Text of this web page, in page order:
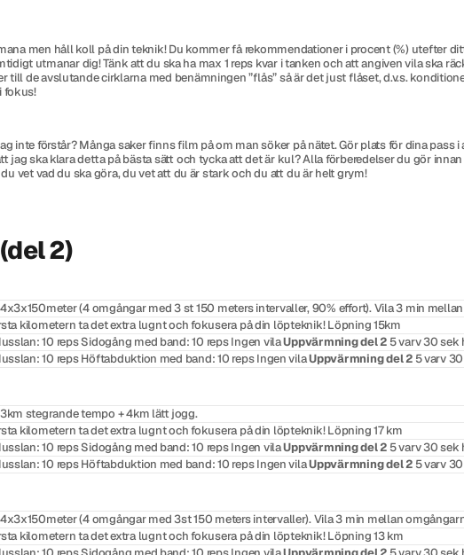
men håll koll på din teknik! Du kommer få rekommendationer i procent (%) utefter
utmanar dig! Tänk att du ska ha max 1 reps kvar i tanken och att angiven vila ska
de avslutande cirklarna med benämningen ”flås” så är det just flåset, d.v.s.
fokus!
inte förstår? Många saker finns film på om man söker på nätet. Gör plats för dina
jag ska klara detta på bästa sätt och tycka att det är kul? Alla förberedelser du gör
vet vad du ska göra, du vet att du är stark och du att du är helt grym!
2)
4x3x150meter (4 omgångar med 3 st 150 meters intervaller, 90% effort). Vila 3 min
kilometern ta det extra lugnt och fokusera på din löpteknik! Löpning 15km
10 reps Sidogång med band: 10 reps Ingen vilaUppvärmning del 2 5 varv 30 sek
10 reps Höftabduktion med band: 10 reps Ingen vilaUppvärmning del 25 varv
3km stegrande tempo + 4km lätt jogg.
kilometern ta det extra lugnt och fokusera på din löpteknik! Löpning 17 km
10 reps Sidogång med band: 10 reps Ingen vilaUppvärmning del 2 5 varv 30 sek
10 reps Höftabduktion med band: 10 reps Ingen vilaUppvärmning del 25 varv
4x3x150meter (4 omgångar med 3st 150 meters intervaller). Vila 3 min mellan
kilometern ta det extra lugnt och fokusera på din löpteknik! Löpning 13 km